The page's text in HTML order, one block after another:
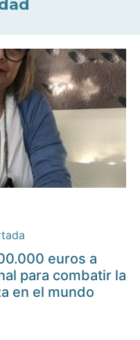
euros a
para combatir la
en el mundo